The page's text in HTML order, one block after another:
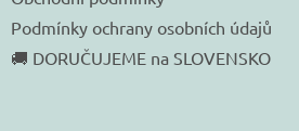
Podmínky ochrany osobních údajů
🚚 DORUČUJEME na SLOVENSKO